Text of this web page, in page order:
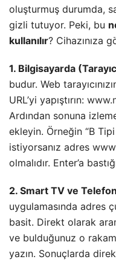
oluşturmuş durumda,
gizli tutuyor. Peki, bu
kullanılır? Cihazınıza
1. Bilgisayarda
budur. Web
URL’yi yapıştırın:
Ardından sonuna
ekleyin. Örneğin “B
istiyorsanız adres
olmalıdır. Enter’a
2. Smart TV ve
uygulamasında adres
basit. Direkt olarak
ve bulduğunuz o
yazın. Sonuçlarda